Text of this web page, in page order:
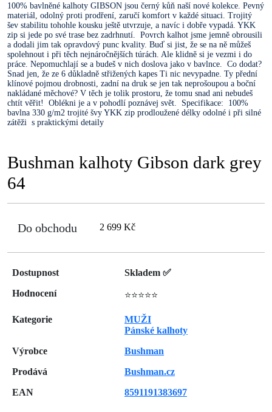
100% bavlněné kalhoty GIBSON jsou černý kůň naší nové kolekce. Pevný
materiál, odolný proti prodření, zaručí komfort v každé situaci. Trojitý
šev stabilitu tohohle kousku ještě utvrzuje, a navíc i dobře vypadá. YKK
zip si jede po své trase bez zadrhnutí. Povrch kalhot jsme jemně obrousili
a dodali jim tak opravdový punc kvality. Buď si jist, že se na ně můžeš
spolehnout i při těch nejnáročnějších túrách. Ale klidně si je vezmi i do
práce. Nepomuchlají se a budeš v nich doslova jako v bavlnce. Co dodat?
Snad jen, že ze 6 důkladně střižených kapes Ti nic nevypadne. Ty přední
klínové pojmou drobnosti, zadní na druk se jen tak neprošoupou a boční
nakládané měchové? V těch je tolik prostoru, že tomu snad ani nebudeš
chtít věřit! Oblékni je a v pohodlí poznávej svět. Specifikace: 100%
bavlna 330 g/m2 trojité švy YKK zip prodloužené délky odolné i při silné
zátěži s praktickými detaily
Bushman kalhoty Gibson dark grey
64
Do obchodu 2 699 Kč
Dostupnost
Skladem ✅
Hodnocení
⭐⭐⭐⭐⭐
Kategorie
MUŽI
Pánské kalhoty
Výrobce
Bushman
Prodává
Bushman.cz
EAN
8591191383697